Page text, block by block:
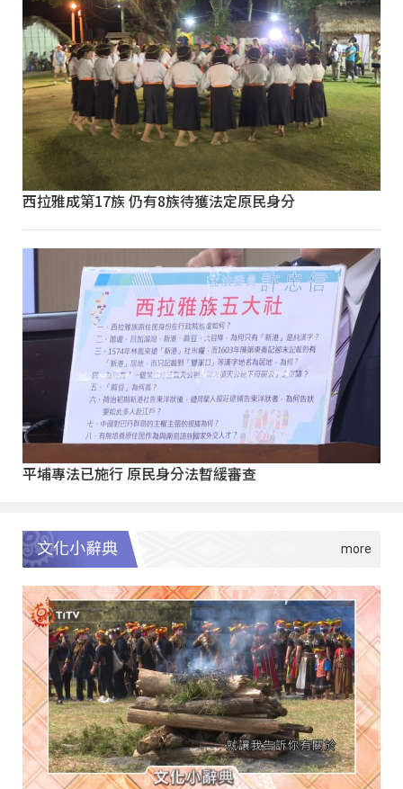
西拉雅成第17族 仍有8族待獲法定原民身分
平埔專法已施行 原民身分法暫緩審查
文化小辭典